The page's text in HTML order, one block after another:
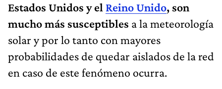
Estados Unidos y el Reino Unido, son
mucho más susceptibles a la meteorología
solar y por lo tanto con mayores
probabilidades de quedar aislados de la red
en caso de este fenómeno ocurra.